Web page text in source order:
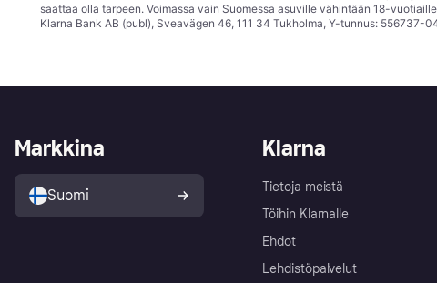
saattaa olla tarpeen. Voimassa vain Suomessa asuville vähintään 18-
Klarna Bank AB (publ), Sveavägen 46, 111 34 Tukholma, Y-tunnus: 556737-
Klarna
Tietoja meistä
Töihin Klarnalle
Ehdot
Lehdistöpalvelut
Markkina
Suomi